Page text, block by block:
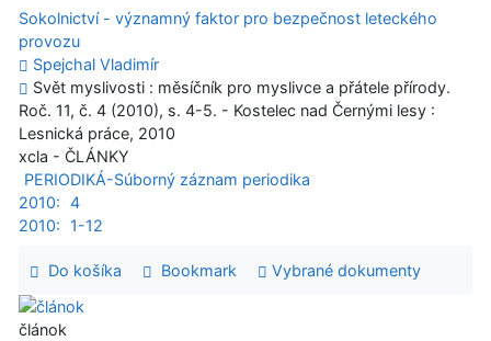
Sokolnictví - významný faktor pro bezpečnost leteckého
provozu
Spejchal Vladimír
Svět myslivosti : měsíčník pro myslivce a přátele přírody.
Roč. 11, č. 4 (2010), s. 4-5. - Kostelec nad Černými lesy :
Lesnická práce, 2010
xcla - ČLÁNKY
PERIODIKÁ-Súborný záznam periodika
2010: 4
2010:
1-12
Do košíka Bookmark Vybrané dokumenty
článok